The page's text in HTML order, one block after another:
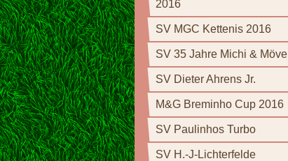
2016
SV MGC Kettenis 2016
SV 35 Jahre Michi & Möve
SV Dieter Ahrens Jr.
M&G Breminho Cup 2016
SV Paulinhos Turbo
SV H.-J-Lichterfelde